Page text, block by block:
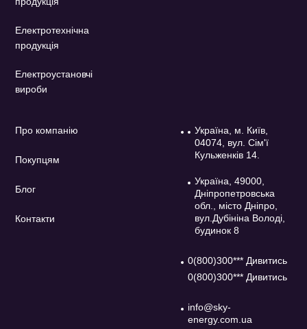
Електротехнічна
продукція
Електроустановчі
вироби
Про компанію
Покупцям
Блог
Контакти
Україна, м. Київ,
04074, вул. Сім'ї
Кульженків 14.
Україна, 49000,
Дніпропетровська
обл., місто Дніпро,
вул.Дубініна Володі,
будинок 8
0(800)300*** Дивитись
0(800)300*** Дивитись
info@sky-
energy.com.ua